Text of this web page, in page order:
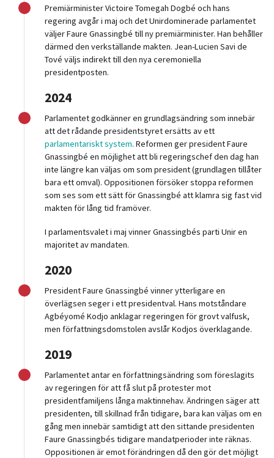
Premiärminister Victoire Tomegah Dogbé och hans
regering avgår i maj och det Unirdominerade parlamentet
väljer Faure Gnassingbé till ny premiärminister. Han behåller
därmed den verkställande makten. Jean-Lucien Savi de
Tové väljs indirekt till den nya ceremoniella
presidentposten.
2024
Parlamentet godkänner en grundlagsändring som innebär
att det rådande presidentstyret ersätts av ett
parlamentariskt system. Reformen ger president Faure
Gnassingbé en möjlighet att bli regeringschef den dag han
inte längre kan väljas om som president (grundlagen tillåter
bara ett omval). Oppositionen försöker stoppa reformen
som ses som ett sätt för Gnassingbé att klamra sig fast vid
makten för lång tid framöver.
I parlamentsvalet i maj vinner Gnassingbés parti Unir en
majoritet av mandaten.
2020
President Faure Gnassingbé vinner ytterligare en
överlägsen seger i ett presidentval. Hans motståndare
Agbéyomé Kodjo anklagar regeringen för grovt valfusk,
men författningsdomstolen avslår Kodjos överklagande.
2019
Parlamentet antar en författningsändring som föreslagits
av regeringen för att få slut på protester mot
presidentfamiljens långa maktinnehav. Ändringen säger att
presidenten, till skillnad från tidigare, bara kan väljas om en
gång men innebär samtidigt att den sittande presidenten
Faure Gnassingbés tidigare mandatperioder inte räknas.
Oppositionen är emot förändringen då den gör det möjligt